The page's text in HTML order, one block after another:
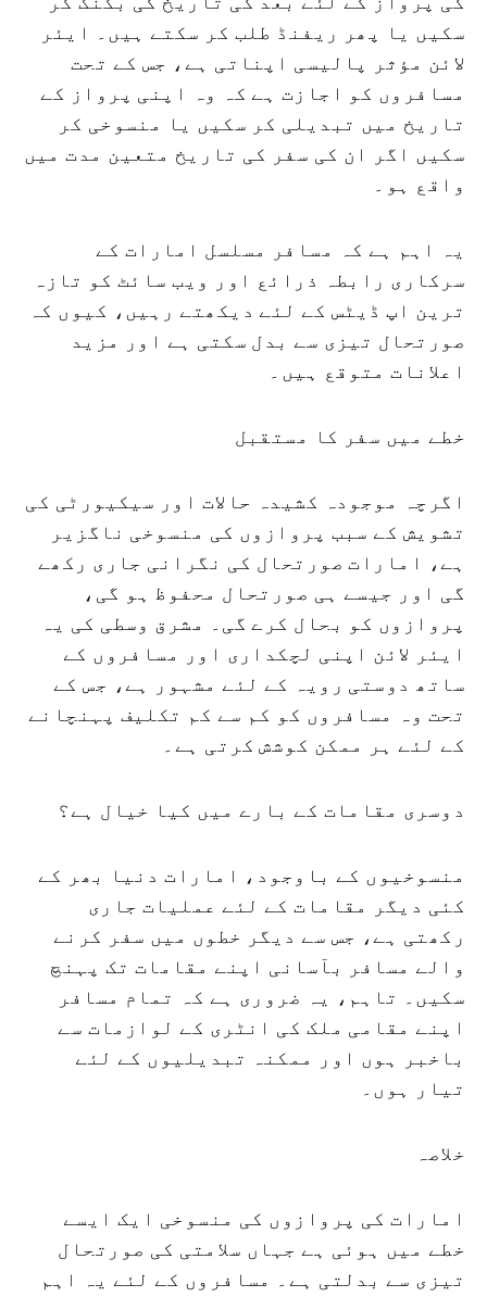
سکیں یا پھر ریفنڈ طلب کر سکتے ہیں۔ ایئر
لائن مؤثر پالیسی اپناتی ہے، جس کے تحت
مسافروں کو اجازت ہے کہ وہ اپنی پرواز کے
تاریخ میں تبدیلی کر سکیں یا منسوخی کر
سکیں اگر ان کی سفر کی تاریخ متعین مدت میں
واقع ہو۔
یہ اہم ہے کہ مسافر مسلسل امارات کے
سرکاری رابطہ ذرائع اور ویب سائٹ کو تازہ
ترین اپ ڈیٹس کے لئے دیکھتے رہیں، کیوں کہ
صورتحال تیزی سے بدل سکتی ہے اور مزید
اعلانات متوقع ہیں۔
خطے میں سفر کا مستقبل
اگرچہ موجودہ کشیدہ حالات اور سیکیورٹی کی
تشویش کے سبب پروازوں کی منسوخی ناگزیر
ہے، امارات صورتحال کی نگرانی جاری رکھے
گی اور جیسے ہی صورتحال محفوظ ہو گی،
پروازوں کو بحال کرے گی۔ مشرق وسطی کی یہ
ایئر لائن اپنی لچکداری اور مسافروں کے
ساتھ دوستی رویہ کے لئے مشہور ہے، جس کے
تحت وہ مسافروں کو کم سے کم تکلیف پہنچانے
کے لئے ہر ممکن کوشش کرتی ہے۔
دوسری مقامات کے بارے میں کیا خیال ہے؟
منسوخیوں کے باوجود، امارات دنیا بھر کے
کئی دیگر مقامات کے لئے عملیات جاری
رکھتی ہے، جس سے دیگر خطوں میں سفر کرنے
والے مسافر بآسانی اپنے مقامات تک پہنچ
سکیں۔ تاہم، یہ ضروری ہے کہ تمام مسافر
اپنے مقامی ملک کی انٹری کے لوازمات سے
باخبر ہوں اور ممکنہ تبدیلیوں کے لئے
تیار ہوں۔
خلاصہ
امارات کی پروازوں کی منسوخی ایک ایسے
خطے میں ہوئی ہے جہاں سلامتی کی صورتحال
تیزی سے بدلتی ہے۔ مسافروں کے لئے یہ اہم